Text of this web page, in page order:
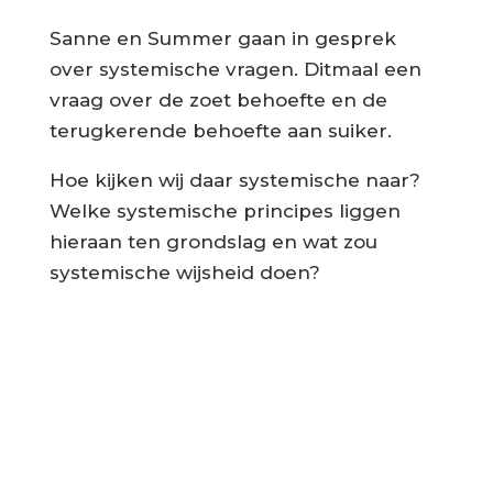
Sanne en Summer gaan in gesprek
over systemische vragen. Ditmaal een
vraag over de zoet behoefte en de
terugkerende behoefte aan suiker.
Hoe kijken wij daar systemische naar?
Welke systemische principes liggen
hieraan ten grondslag en wat zou
systemische wijsheid doen?